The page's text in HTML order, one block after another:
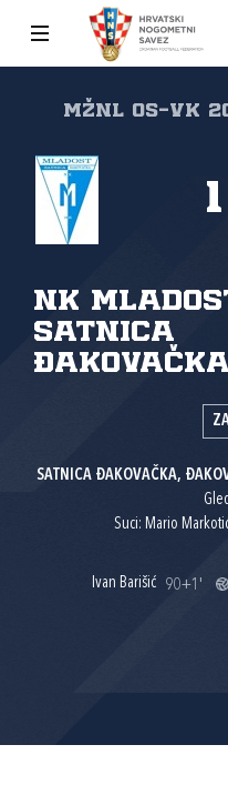
MŽNL Os-Vk
NK
Satnica
Đakovačka
1
SATNICA ĐAKOVAČKA,
Suci: Mario
Ivan Barišić 90+1'